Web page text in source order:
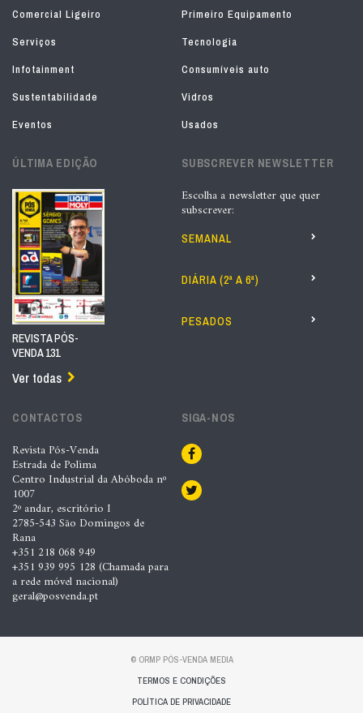
Comercial Ligeiro
Primeiro Equipamento
Serviços
Tecnologia
Infotainment
Consumíveis auto
Sustentabilidade
Vidros
Eventos
Usados
ÚLTIMA EDIÇÃO
REVISTA PÓS-
VENDA 131
Ver todas
SUBSCREVER NEWSLETTER
Escolha a newsletter que quer
subscrever:
SEMANAL
DIÁRIA (2ª A 6ª)
PESADOS
CONTACTOS
Revista Pós-Venda
Estrada de Polima
Centro Industrial da Abóboda nº
1007
2º andar, escritório I
2785-543 São Domingos de
Rana
+351 218 068 949
+351 939 995 128 (Chamada para
a rede móvel nacional)
geral@posvenda.pt
SIGA-NOS
© ORMP PÓS-VENDA MEDIA
TERMOS E CONDIÇÕES
POLÍTICA DE PRIVACIDADE